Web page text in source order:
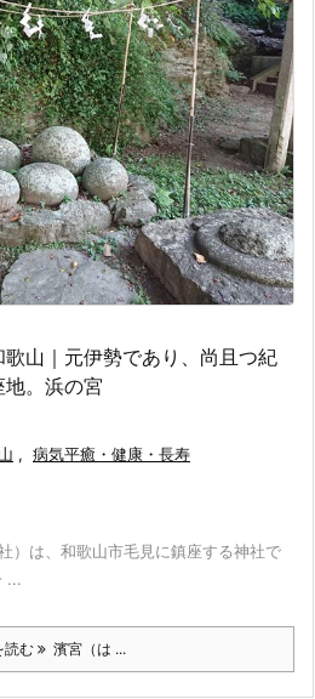
山｜元伊勢であり、尚且つ紀
。浜の宮
, 病気平癒・健康・長寿
）は、和歌山市毛見に鎮座する神社で
...
読む 濱宮（は ...